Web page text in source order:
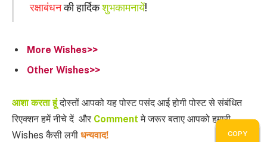
COPY
COPY
COPY
COPY
COPY
COPY
COPY
COPY
COPY
COPY
COPY
COPY
COPY
COPY
रक्षाबंधनकी हार्दिकशुभकामनायें!
COPY
More Wishes>>
Other Wishes>>
आशा करता हूंदोस्तों आपको यह पोस्ट पसंद आई होगी पोस्ट से संबंधित
रिएक्शन हमें नीचे दें और Comment मे जरूर बताए आपको हमारी
Wishes कैसी लगी धन्यवाद!